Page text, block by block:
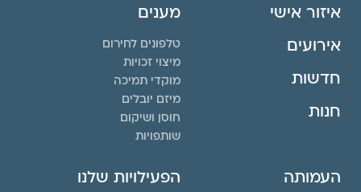
איזור אישי
אירועים
חדשות
חנות
מענים
טלפונים לחירום
מיצוי זכויות
מוקדי תמיכה
מיזם יובלים
חוסן ושיקום
שותפויות
העמותה הפעילויות שלנו